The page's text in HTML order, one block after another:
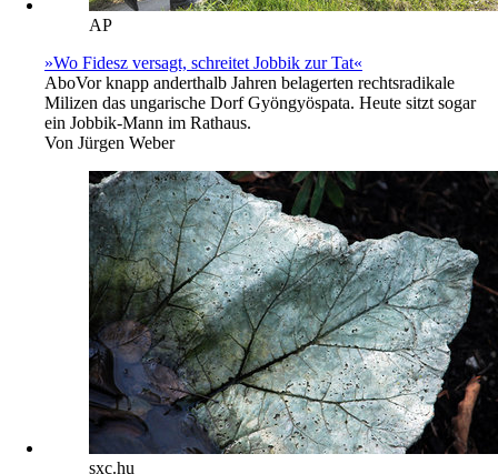
AP
»Wo Fidesz versagt, schreitet Jobbik zur Tat«
AboVor knapp anderthalb Jahren belagerten rechtsradikale
Milizen das ungarische Dorf Gyöngyöspata. Heute sitzt sogar
ein Jobbik-Mann im Rathaus.
Von Jürgen Weber
sxc.hu